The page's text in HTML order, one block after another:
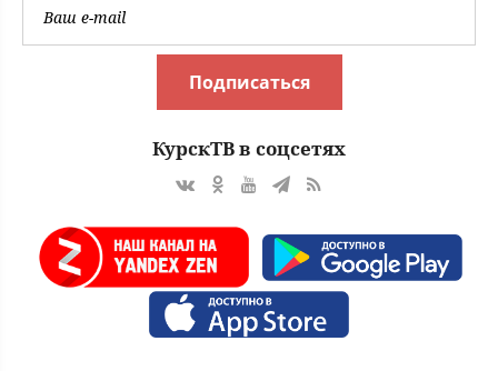
карта боевых
Подписаться
КурскТВ в соцсетях